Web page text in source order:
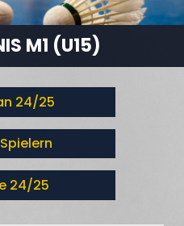
M1 (U15)
24/25
24/25